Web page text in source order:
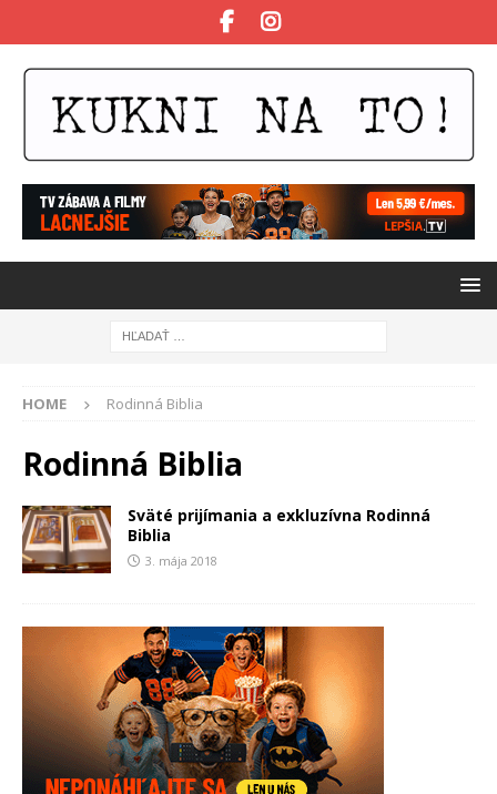
HOME Rodinná Biblia
Rodinná Biblia
Sväté prijímania a exkluzívna Rodinná
Biblia
3. mája 2018